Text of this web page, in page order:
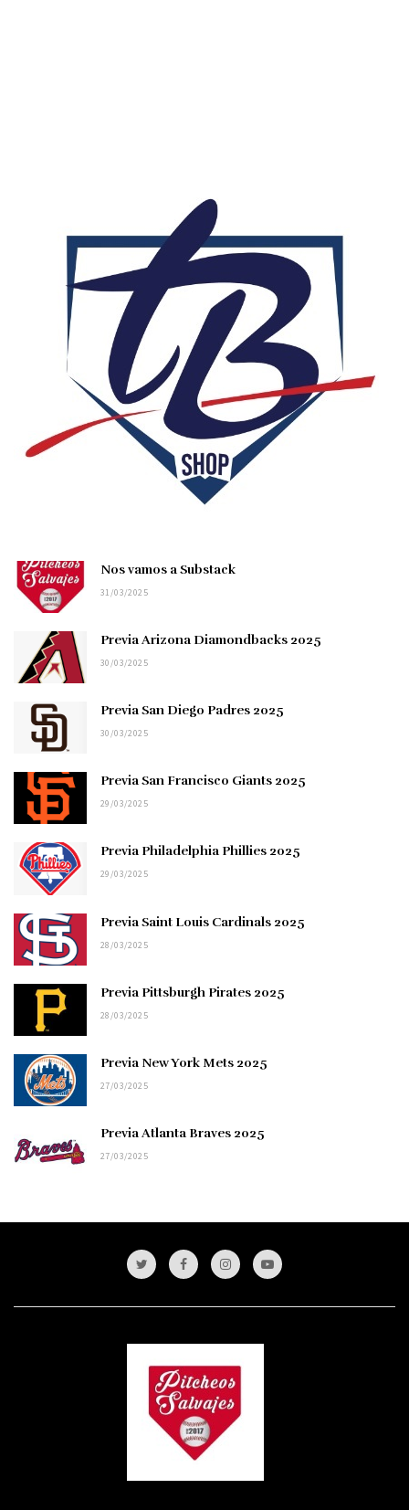
Nos vamos a Substack
31/03/2025
Previa Arizona Diamondbacks 2025
30/03/2025
Previa San Diego Padres 2025
30/03/2025
Previa San Francisco Giants 2025
29/03/2025
Previa Philadelphia Phillies 2025
29/03/2025
Previa Saint Louis Cardinals 2025
28/03/2025
Previa Pittsburgh Pirates 2025
28/03/2025
Previa New York Mets 2025
27/03/2025
Previa Atlanta Braves 2025
27/03/2025